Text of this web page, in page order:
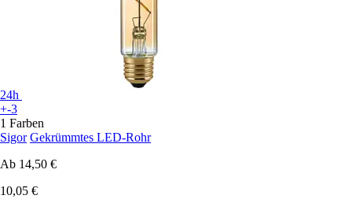
24h
+-3
1 Farben
Sigor Gekrümmtes LED-Rohr
Ab 14,50 €
10,05 €